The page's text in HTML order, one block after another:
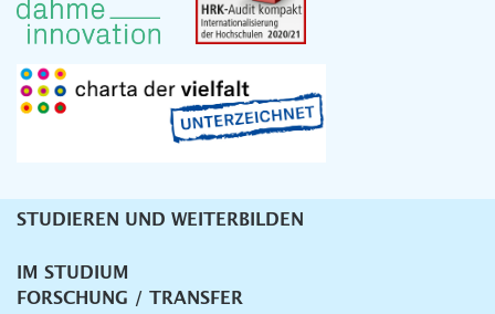
Unternavigation
STUDIEREN UND WEITERBILDEN
IM STUDIUM
FORSCHUNG / TRANSFER